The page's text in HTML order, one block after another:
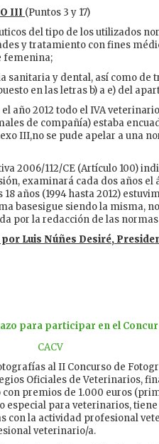
III (Puntos 3 y 17)
del tipo de los utilizados
y tratamiento con fines
femenina;
sanitaria y dental, así como
en las letras b) a e) del
año 2012 todo el IVA
de compañía) estaba
III,no se pude apelar a una
2006/112/CE (Artículo 100)
examinará cada dos años
años (1994 hasta 2012)
basesigue siendo la misma,
por la redacción de las
Luis Núñes Desiré,
para participar en el
CACV
al II Concurso de
Oficiales de Veterinarios,
con premios de 1.000 euros
especial para veterinarios,
con la actividad profesional
veterinario/a.